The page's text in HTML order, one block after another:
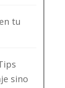
tu
sino